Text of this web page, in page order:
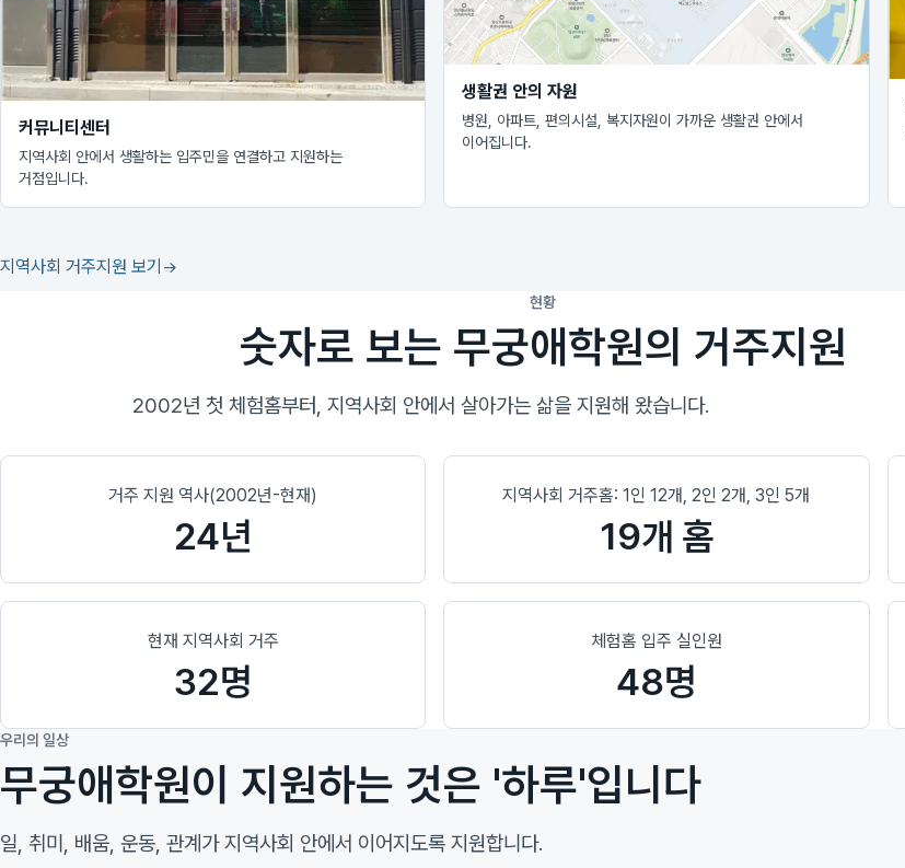
커뮤니티센터
지역사회 안에서 생활하는 입주민을 연결하고 지원하는
거점입니다.
생활권 안의 자원
병원, 아파트, 편의시설, 복지자원이 가까운 생활권 안에서
이어집니다.
지역사회 거주지원 보기
현황
숫자로 보는 무궁애학원의 거주지원
2002년 첫 체험홈부터, 지역사회 안에서 살아가는 삶을 지원해 왔습니다.
거주 지원 역사(2002년-현재)
24년
지역사회 거주홈: 1인 12개, 2인 2개, 3인 5개
19개 홈
현재 지역사회 거주
32명
체험홈 입주 실인원
48명
우리의 일상
무궁애학원이 지원하는 것은 '하루'입니다
일, 취미, 배움, 운동, 관계가 지역사회 안에서 이어지도록 지원합니다.